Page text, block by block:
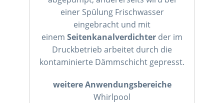
einer Spülung Frischwasser
eingebracht und mit
einem Seitenkanalverdichter der im
Druckbetrieb arbeitet durch die
kontaminierte Dämmschicht gepresst.
weitere Anwendungsbereiche
Whirlpool